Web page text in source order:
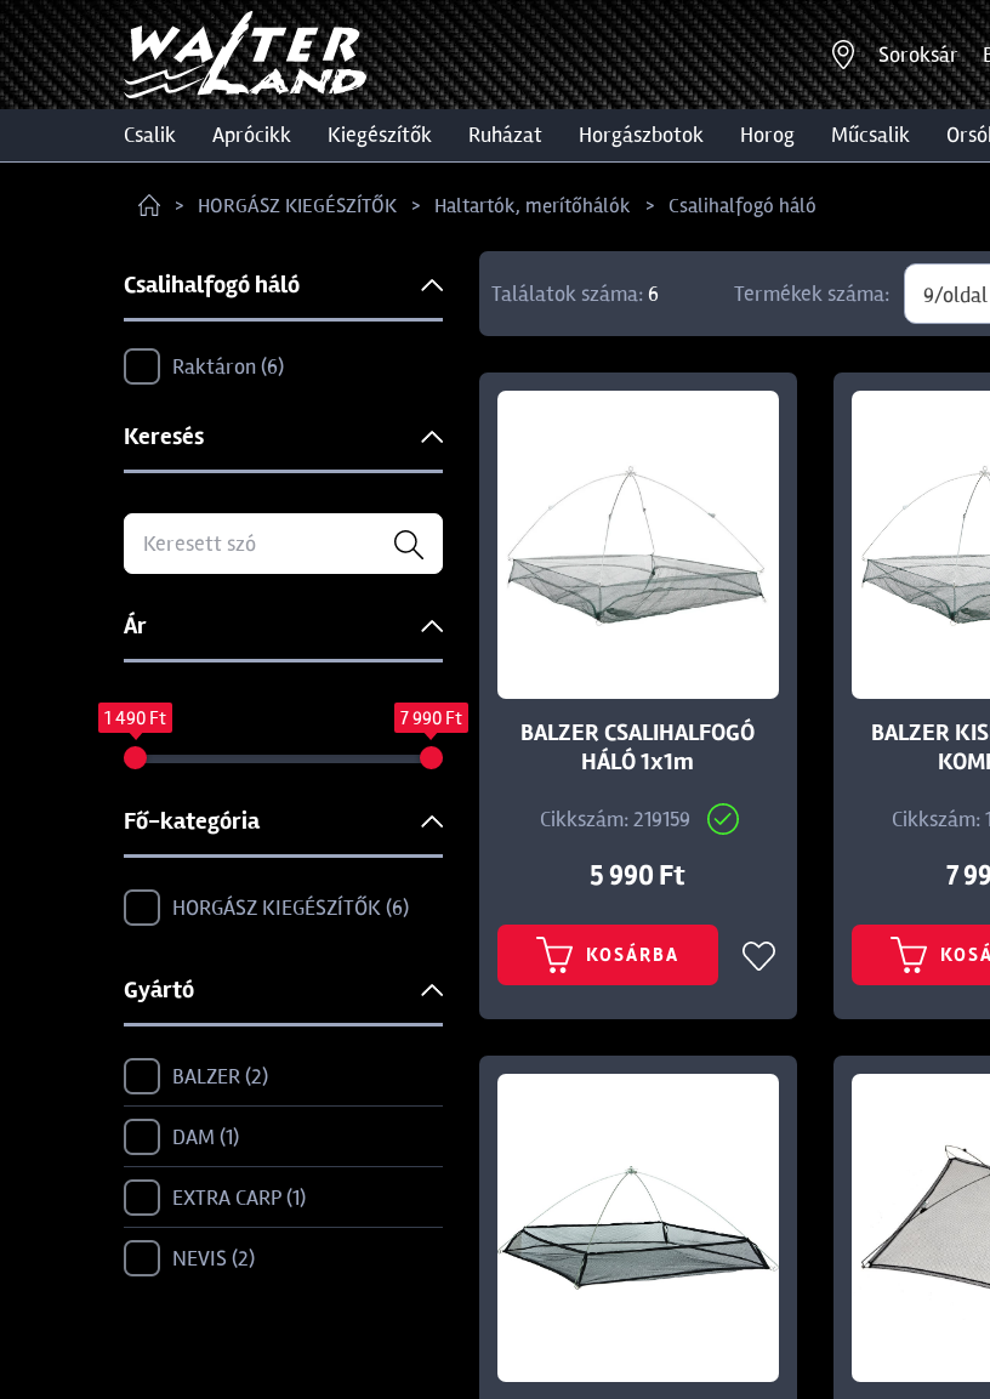
Soroksár
csalik aprócikk kiegészítők ruházat horgászbotok horog műcsalik
HORGÁSZ KIEGÉSZÍTŐK Haltartók, merítőhálók Csalihalfogó háló
Csalihalfogó háló
Raktáron 6
Keresés
Ár
1 490 Ft 7 990 Ft
Fő-kategória
HORGÁSZ KIEGÉSZÍTŐK 6
Gyártó
BALZER 2
DAM 1
EXTRA CARP 1
NEVIS 2
Találatok száma: 6 Termékek száma: 9/oldal
BALZER CSALIHALFOGÓ
HÁLÓ 1x1m
Cikkszám: 219159
5 990 Ft
KOSÁRBA
BALZER
Cikkszám:
7